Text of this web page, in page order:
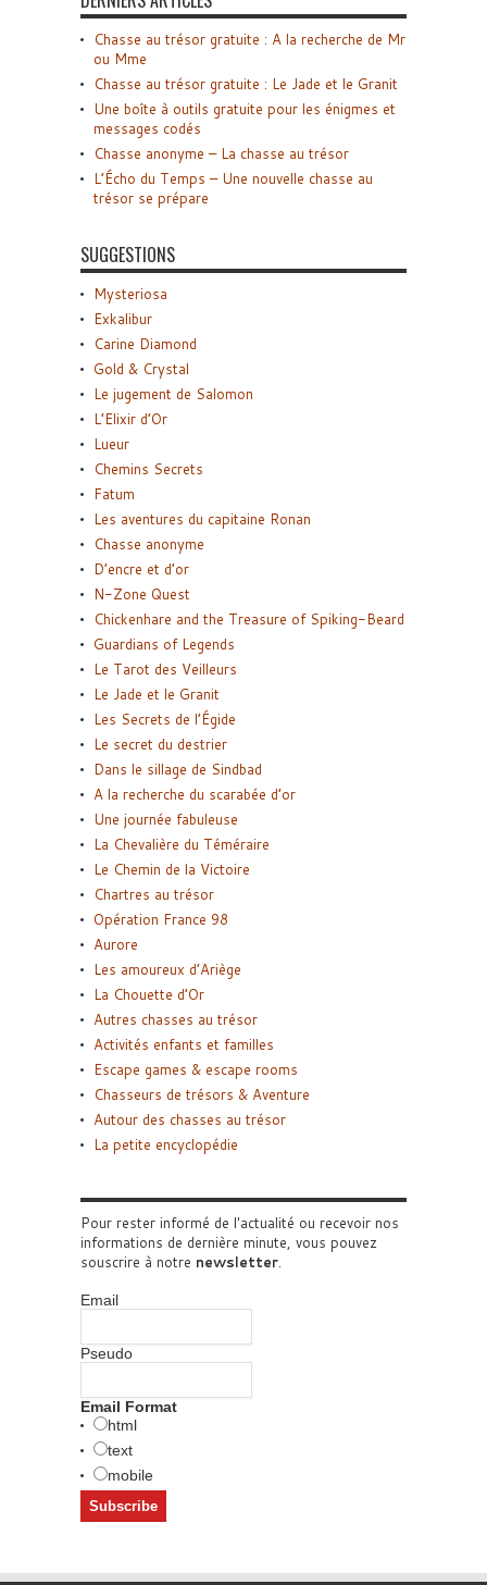
Chasse au trésor gratuite : A la recherche de Mr
ou Mme
Chasse au trésor gratuite : Le Jade et le Granit
Une boîte à outils gratuite pour les énigmes et
messages codés
Chasse anonyme – La chasse au trésor
L’Écho du Temps – Une nouvelle chasse au
trésor se prépare
SUGGESTIONS
Mysteriosa
Exkalibur
Carine Diamond
Gold & Crystal
Le jugement de Salomon
L’Elixir d’Or
Lueur
Chemins Secrets
Fatum
Les aventures du capitaine Ronan
Chasse anonyme
D’encre et d’or
N-Zone Quest
Chickenhare and the Treasure of Spiking-Beard
Guardians of Legends
Le Tarot des Veilleurs
Le Jade et le Granit
Les Secrets de l’Égide
Le secret du destrier
Dans le sillage de Sindbad
A la recherche du scarabée d’or
Une journée fabuleuse
La Chevalière du Téméraire
Le Chemin de la Victoire
Chartres au trésor
Opération France 98
Aurore
Les amoureux d’Ariège
La Chouette d’Or
Autres chasses au trésor
Activités enfants et familles
Escape games & escape rooms
Chasseurs de trésors & Aventure
Autour des chasses au trésor
La petite encyclopédie
Pour rester informé de l'actualité ou recevoir nos
informations de dernière minute, vous pouvez
souscrire à notre newsletter.
Email
Pseudo
Email Format
html
text
mobile